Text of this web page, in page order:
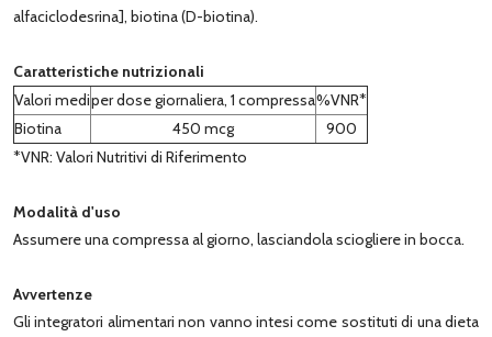
alfaciclodesrina], biotina (D-biotina).
Caratteristiche nutrizionali
Valori mediper dose giornaliera, 1 compressa%VNR*
Biotina
450 mcg
900
*VNR: Valori Nutritivi di Riferimento
Modalità d'uso
Assumere una compressa al giorno, lasciandola sciogliere in bocca.
Avvertenze
Gli integratori alimentari non vanno intesi come sostituti di una dieta